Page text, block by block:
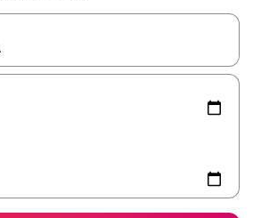
vinjari kwa kutumia vitufe vya